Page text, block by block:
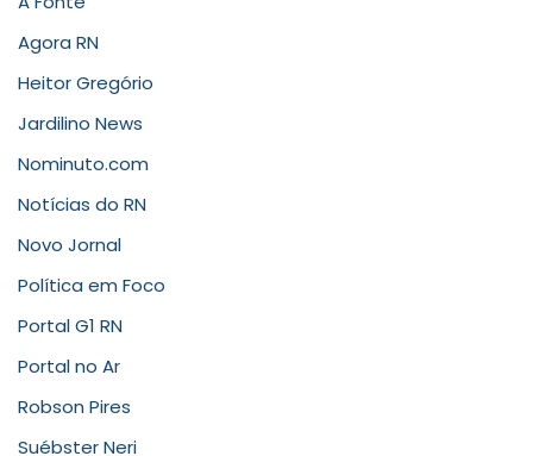
Agora RN
Heitor Gregório
Jardilino News
Nominuto.com
Notícias do RN
Novo Jornal
Política em Foco
Portal G1 RN
Portal no Ar
Robson Pires
Suébster Neri